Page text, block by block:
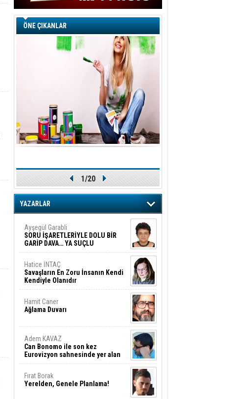
ÖNE ÇIKANLAR
1/20
YAZARLAR
Ayşegül Garabli
SORU İŞARETLERİYLE DOLU BİR
GARİP DAVA… YA SUÇLU
DEĞİLSE???
Hatice İNTAÇ
Savaşların En Zoru İnsanın Kendi
Kendiyle Olanıdır
Hamit Caner
Ağlama Duvarı
Adem KAVAZ
Can Bonomo ile son kez
Eurovizyon sahnesinde yer alan
Türkiye 10 yıl aradan sonra
Fırat Borak
Yerelden, Genele Planlama!